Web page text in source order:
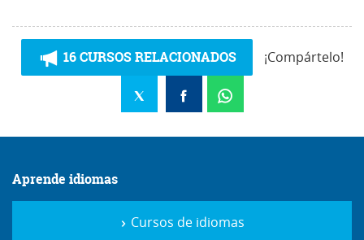
16 CURSOS RELACIONADOS ¡Compártelo!
Aprende idiomas
Cursos de idiomas